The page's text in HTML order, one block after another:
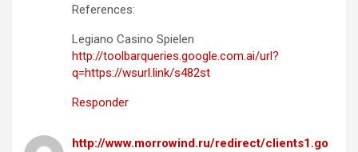
References:
Legiano Casino Spielen
http://toolbarqueries.google.com.ai/url?
q=https://wsurl.link/s482st
Responder
http://www.morrowind.ru/redirect/clients1.go